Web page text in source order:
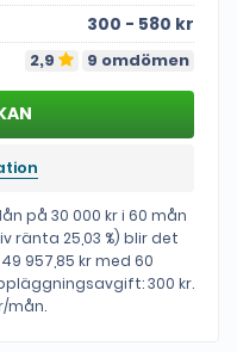
300 - 580 kr
2,9 9 omdömen
på 30 000 kr i 60 mån
ränta 25,03 %) blir det
957,85 kr med 60
300 kr.
mån.